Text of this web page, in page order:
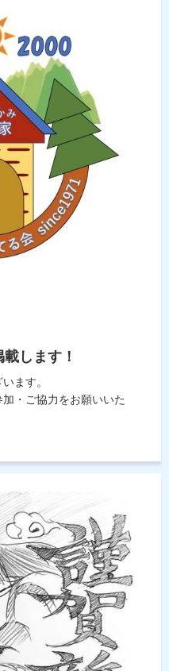
します！
ます。
・ご協力をお願いいた